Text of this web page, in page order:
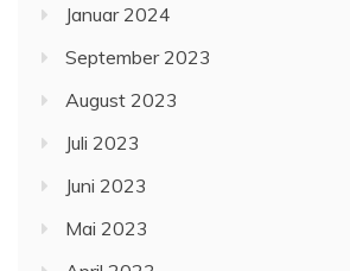
Januar 2024
September 2023
August 2023
Juli 2023
Juni 2023
Mai 2023